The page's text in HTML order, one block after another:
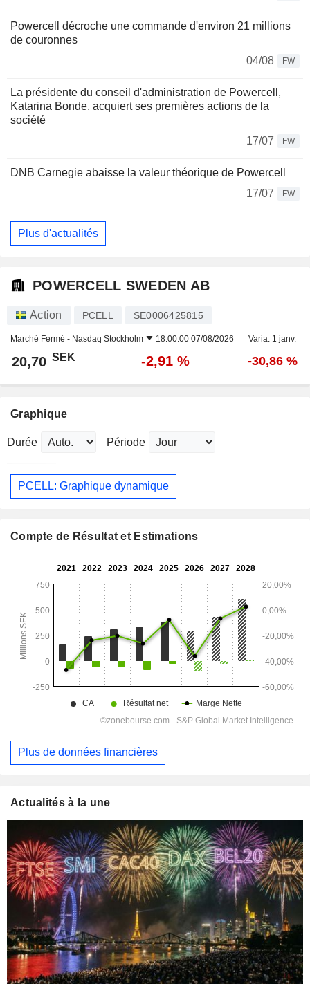
Powercell décroche une commande d'environ 21 millions
de couronnes
04/08
FW
La présidente du conseil d'administration de Powercell,
Katarina Bonde, acquiert ses premières actions de la
société
17/07
FW
DNB Carnegie abaisse la valeur théorique de Powercell
17/07
FW
Plus d'actualités
POWERCELL SWEDEN AB
Action PCELL SE0006425815
Marché Fermé - Nasdaq Stockholm 18:00:00 07/08/2026 Varia. 1 janv.
20,70 SEK -2,91 % -30,86 %
Graphique
Durée Période
PCELL: Graphique dynamique
Compte de Résultat et Estimations
Plus de données financières
Actualités à la une